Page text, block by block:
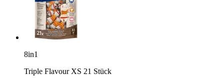
8in1
Triple Flavour XS 21 Stück